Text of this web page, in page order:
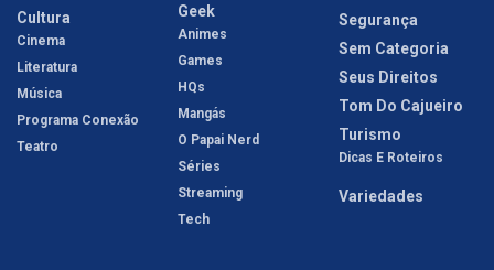
Cultura
Cinema
Literatura
Música
Programa Conexão
Teatro
Geek
Animes
Games
HQs
Mangás
O Papai Nerd
Séries
Streaming
Tech
Segurança
Sem Categoria
Seus Direitos
Tom Do Cajueiro
Turismo
Dicas E Roteiros
Variedades